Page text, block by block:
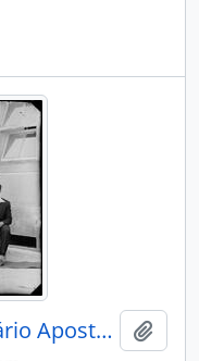
Padre e alunos do Seminário Apostólico São João de Brito